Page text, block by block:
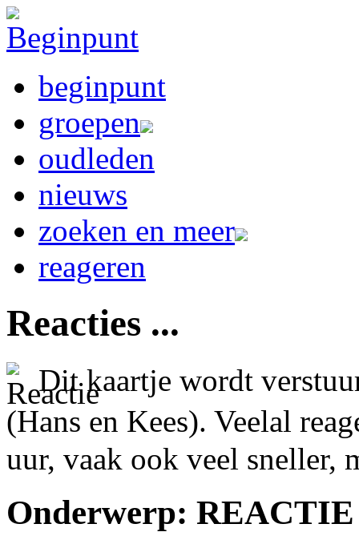
beginpunt
groepen
oudleden
nieuws
zoeken en meer
reageren
Reacties ...
Dit kaartje wordt
(Hans en Kees). Veelal
uur, vaak ook veel sneller,
Onderwerp: REACTIE